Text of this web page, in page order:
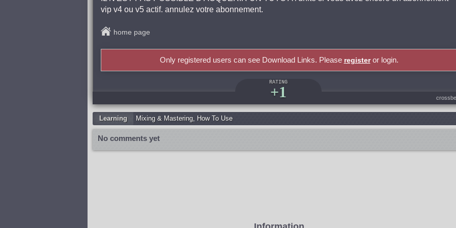
vip v4 ou v5 actif. annulez votre abonnement.
home page
Only registered users can see Download Links. Please registeror login.
RATING
+1
Learning Mixing & Mastering, How To Use
No comments yet